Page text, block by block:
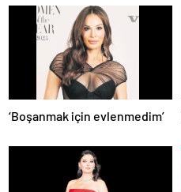
‘Boşanmak için evlenmedim’